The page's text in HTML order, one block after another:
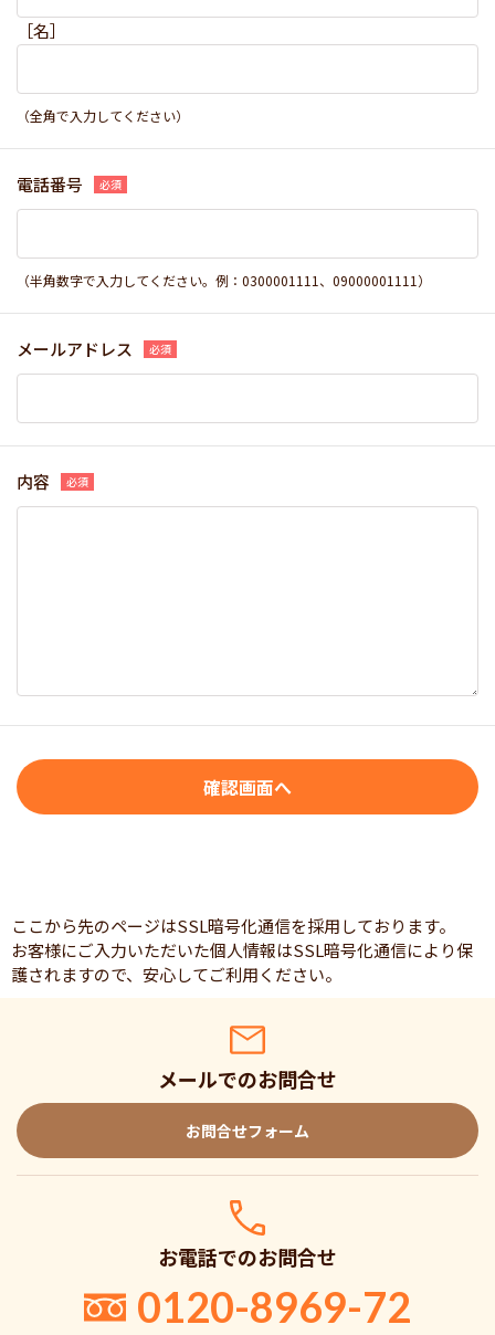
［名］
（全角で入力してください）
電話番号
（半角数字で入力してください。例：0300001111、09000001111）
メールアドレス
内容
ここから先のページはSSL暗号化通信を採用しております。
お客様にご入力いただいた個人情報はSSL暗号化通信により保
護されますので、安心してご利用ください。
メールでのお問合せ
お問合せフォーム
お電話でのお問合せ
0120-8969-72